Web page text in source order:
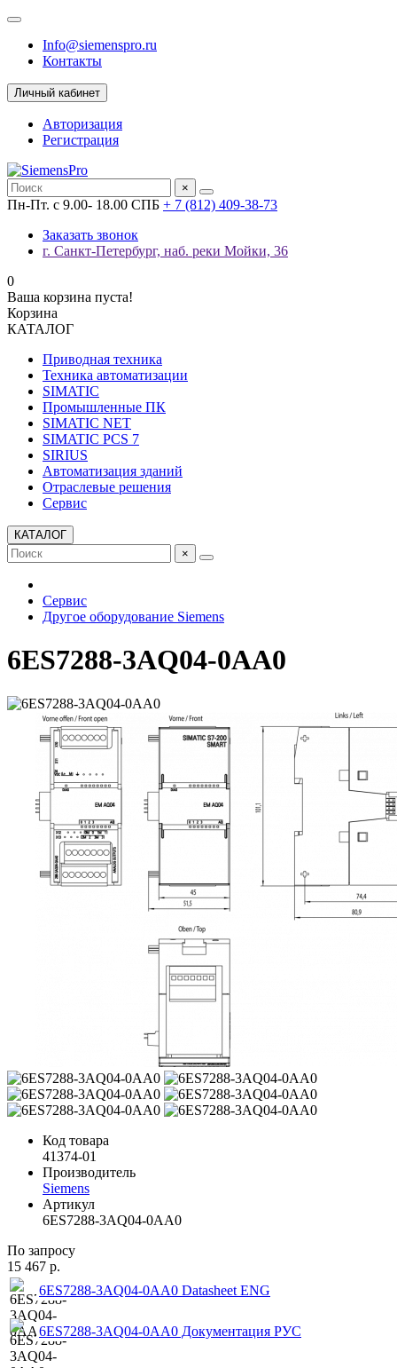
Info@siemenspro.ru
Контакты
Личный кабинет
Авторизация
Регистрация
×
Пн-Пт. с 9.00- 18.00 СПБ + 7 (812) 409-38-73
Заказать звонок
г. Санкт-Петербург, наб. реки Мойки, 36
0
Ваша корзина пуста!
Корзина
КАТАЛОГ
Приводная техника
Техника автоматизации
SIMATIC
Промышленные ПК
SIMATIC NET
SIMATIC PCS 7
SIRIUS
Автоматизация зданий
Отраслевые решения
Сервис
КАТАЛОГ
×
Сервис
Другое оборудование Siemens
6ES7288-3AQ04-0AA0
Код товара
41374-01
Производитель
Siemens
Артикул
6ES7288-3AQ04-0AA0
По запросу
15 467 р.
6ES7288-3AQ04-0AA0 Datasheet ENG
6ES7288-3AQ04-0AA0 Документация РУС